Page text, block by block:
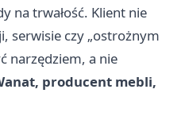
na trwałość. Klient nie
serwisie czy „ostrożnym
narzędziem, a nie
producent mebli,